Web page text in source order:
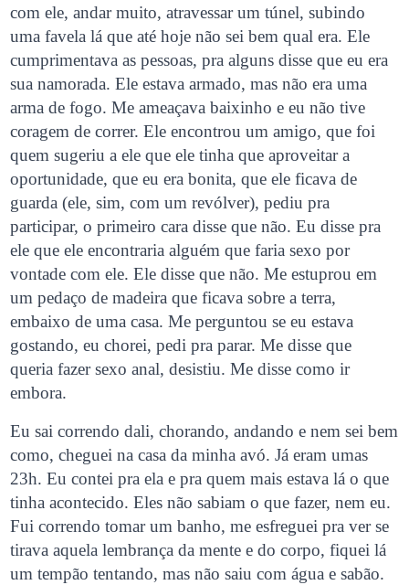
com ele, andar muito, atravessar um túnel, subindo
uma favela lá que até hoje não sei bem qual era. Ele
cumprimentava as pessoas, pra alguns disse que eu era
sua namorada. Ele estava armado, mas não era uma
arma de fogo. Me ameaçava baixinho e eu não tive
coragem de correr. Ele encontrou um amigo, que foi
quem sugeriu a ele que ele tinha que aproveitar a
oportunidade, que eu era bonita, que ele ficava de
guarda (ele, sim, com um revólver), pediu pra
participar, o primeiro cara disse que não. Eu disse pra
ele que ele encontraria alguém que faria sexo por
vontade com ele. Ele disse que não. Me estuprou em
um pedaço de madeira que ficava sobre a terra,
embaixo de uma casa. Me perguntou se eu estava
gostando, eu chorei, pedi pra parar. Me disse que
queria fazer sexo anal, desistiu. Me disse como ir
embora.
Eu sai correndo dali, chorando, andando e nem sei bem
como, cheguei na casa da minha avó. Já eram umas
23h. Eu contei pra ela e pra quem mais estava lá o que
tinha acontecido. Eles não sabiam o que fazer, nem eu.
Fui correndo tomar um banho, me esfreguei pra ver se
tirava aquela lembrança da mente e do corpo, fiquei lá
um tempão tentando, mas não saiu com água e sabão.